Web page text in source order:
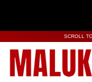
SCROLL